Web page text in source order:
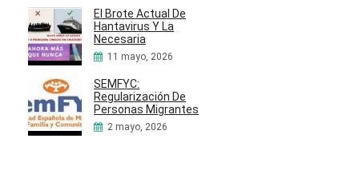
El Brote Actual De
Hantavirus Y La
Necesaria
11 mayo, 2026
SEMFYC:
Regularización De
Personas Migrantes
2 mayo, 2026